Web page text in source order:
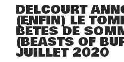
DELCOURT
(ENFIN) LE
BÊTES DE
(BEASTS OF
JUILLET 2020